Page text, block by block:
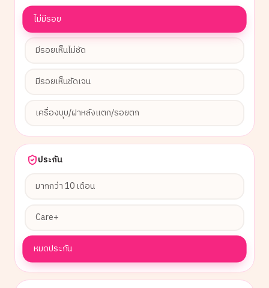
ไม่มีรอย
มีรอยเห็นไม่ชัด
มีรอยเห็นชัดเจน
เครื่องบุบ/ฝาหลังแตก/รอยตก
ประกัน
มากกว่า 10 เดือน
Care+
หมดประกัน